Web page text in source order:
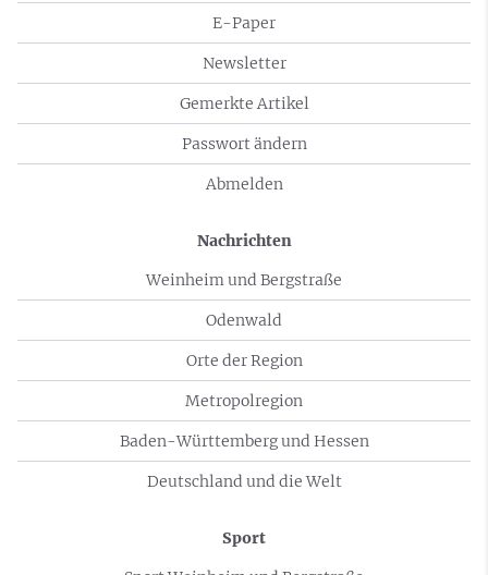
E-Paper
Newsletter
Gemerkte Artikel
Passwort ändern
Abmelden
Nachrichten
Weinheim und Bergstraße
Odenwald
Orte der Region
Metropolregion
Baden-Württemberg und Hessen
Deutschland und die Welt
Sport